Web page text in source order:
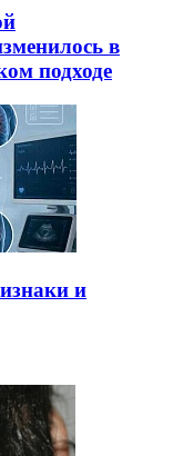
в
подходе
и